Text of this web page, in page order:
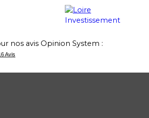
Vendre Louer Financer
nos avis Opinion System :